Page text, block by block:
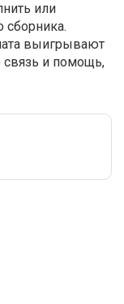
или
выигрывают
связь и помощь,